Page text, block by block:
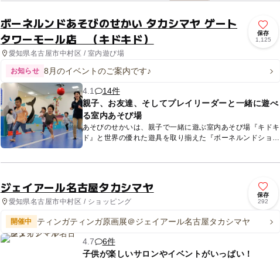
ボーネルンドあそびのせかい タカシマヤ ゲート
タワーモール店 （キドキド）
愛知県名古屋市中村区 / 室内遊び場
保存
1,125
お知らせ 8月のイベントのご案内です♪
4.1
14件
親子、お友達、そしてプレイリーダーと一緒に遊べ
る室内あそび場
あそびのせかいは、親子で一緒に遊ぶ室内あそび場『キドキ
ド』と世界の優れた遊具を取り揃えた『ボーネルンドショッ
プ』が合体した施設です。 『キドキド』内「アクティブオ
ジェイアール名古屋タカシマヤ
愛知県名古屋市中村区 / ショッピング
保存
292
開催中 ティンガティンガ原画展＠ジェイアール名古屋タカシマヤ
4.7
6件
子供が楽しいサロンやイベントがいっぱい！